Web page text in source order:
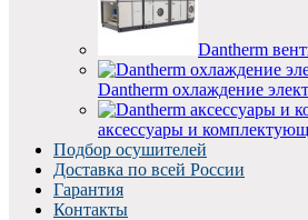
Dantherm
Dantherm oхлаждение
аксессуары и
Подбор осушителей
Доставка по всей России
Гарантия
Контакты